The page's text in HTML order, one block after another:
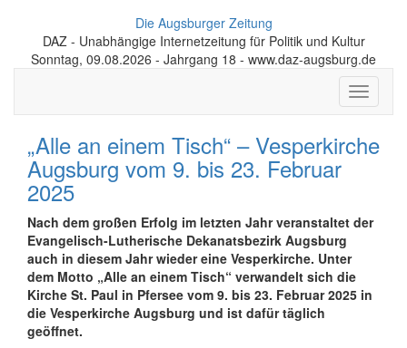
Die Augsburger Zeitung
DAZ - Unabhängige Internetzeitung für Politik und Kultur
Sonntag, 09.08.2026 - Jahrgang 18 - www.daz-augsburg.de
Toggle
„Alle an einem Tisch“ – Vesperkirche
Augsburg vom 9. bis 23. Februar
2025
Nach dem großen Erfolg im letzten Jahr veranstaltet der
Evangelisch-Lutherische Dekanatsbezirk Augsburg
auch in diesem Jahr wieder eine Vesperkirche. Unter
dem Motto „Alle an einem Tisch“ verwandelt sich die
Kirche St. Paul in Pfersee vom 9. bis 23. Februar 2025 in
die Vesperkirche Augsburg und ist dafür täglich
geöffnet.